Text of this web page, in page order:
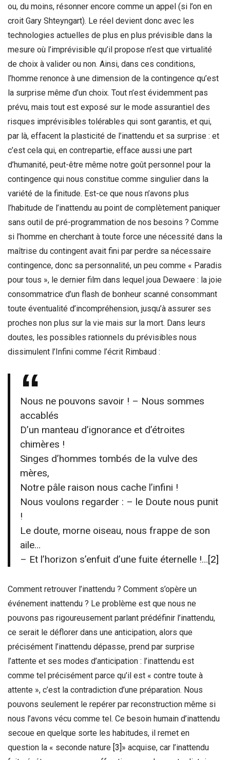
ou, du moins, résonner encore comme un appel (si l’on en
croit Gary Shteyngart). Le réel devient donc avec les
technologies actuelles de plus en plus prévisible dans la
mesure où l’imprévisible qu’il propose n’est que virtualité
de choix à valider ou non. Ainsi, dans ces conditions,
l’homme renonce à une dimension de la contingence qu’est
la surprise même d’un choix. Tout n’est évidemment pas
prévu, mais tout est exposé sur le mode assurantiel des
risques imprévisibles tolérables qui sont garantis, et qui,
par là, effacent la plasticité de l’inattendu et sa surprise : et
c’est cela qui, en contrepartie, efface aussi une part
d’humanité, peut-être même notre goût personnel pour la
contingence qui nous constitue comme singulier dans la
variété de la finitude. Est-ce que nous n’avons plus
l’habitude de l’inattendu au point de complètement paniquer
sans outil de pré-programmation de nos besoins ? Comme
si l’homme en cherchant à toute force une nécessité dans la
maîtrise du contingent avait fini par perdre sa nécessaire
contingence, donc sa personnalité, un peu comme « Paradis
pour tous », le dernier film dans lequel joua Dewaere : la joie
consommatrice d’un flash de bonheur scanné consommant
toute éventualité d’incompréhension, jusqu’à assurer ses
proches non plus sur la vie mais sur la mort. Dans leurs
doutes, les possibles rationnels du prévisibles nous
dissimulent l’Infini comme l’écrit Rimbaud :
Nous ne pouvons savoir ! – Nous sommes
accablés
D’un manteau d’ignorance et d’étroites
chimères !
Singes d’hommes tombés de la vulve des
mères,
Notre pâle raison nous cache l’infini !
Nous voulons regarder : – le Doute nous punit
!
Le doute, morne oiseau, nous frappe de son
aile…
– Et l’horizon s’enfuit d’une fuite éternelle !…[2]
Comment retrouver l’inattendu ? Comment s’opère un
événement inattendu ? Le problème est que nous ne
pouvons pas rigoureusement parlant prédéfinir l’inattendu,
ce serait le déflorer dans une anticipation, alors que
précisément l’inattendu dépasse, prend par surprise
l’attente et ses modes d’anticipation : l’inattendu est
comme tel précisément parce qu’il est « contre toute à
attente », c’est la contradiction d’une préparation. Nous
pouvons seulement le repérer par reconstruction même si
nous l’avons vécu comme tel. Ce besoin humain d’inattendu
secoue en quelque sorte les habitudes, il remet en
question la « seconde nature [3] » acquise, car l’inattendu